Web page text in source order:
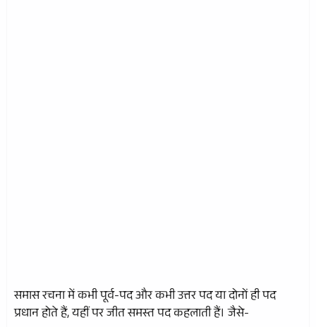
समास रचना में कभी पूर्व-पद और कभी उत्तर पद या दोनों ही पद
प्रधान होते हैं, यहीं पर जीत समस्त पद कहलाती हैं। जैसे-